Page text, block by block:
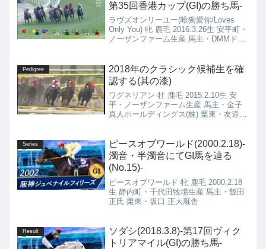
第35回香港カップ(GI)の勝ち馬-
ラヴズオンリーユー(唯獨愛你/Loves
Only You) 牝 鹿毛 2016.3.26生 安平町・
ノーザンファーム生産 馬主・DMMドリ
Pedigree
2018年のクラシック候補生を確
認する(其の漆)
ワグネリアン 牡 鹿毛 2015.2.10生 安
平・ノーザンファーム生産 馬主・金子
真人ホールディングス(株) 栗東・友道康
種付け時活性値：1.0...
Series
ピースオブワールド(2000.2.18)-
濁音・半濁音にてGI馬を辿る
(No.15)-
ピースオブワールド 牝 鹿毛 2000.2.18
生 静内町・千代田牧場生産 馬主・飯田
正氏 栗東・坂口 正大厩舎
Result
ソダシ(2018.3.8)-第17回ヴィク
トリアマイル(GI)の勝ち馬-